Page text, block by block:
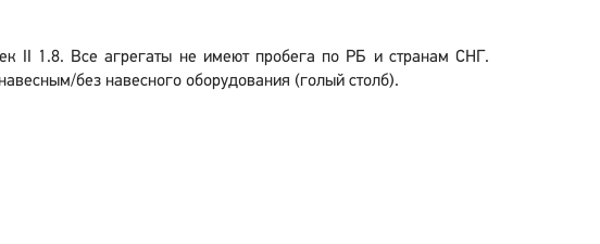
II 1.8. Все агрегаты не имеют пробега по РБ и странам СНГ.
без навесного оборудования (голый столб).